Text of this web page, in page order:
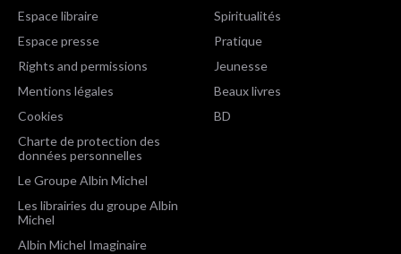
Espace libraire
Espace presse
Rights and permissions
Mentions légales
Cookies
Charte de protection des
données personnelles
Le Groupe Albin Michel
Les librairies du groupe Albin
Michel
Albin Michel Imaginaire
Spiritualités
Pratique
Jeunesse
Beaux livres
BD